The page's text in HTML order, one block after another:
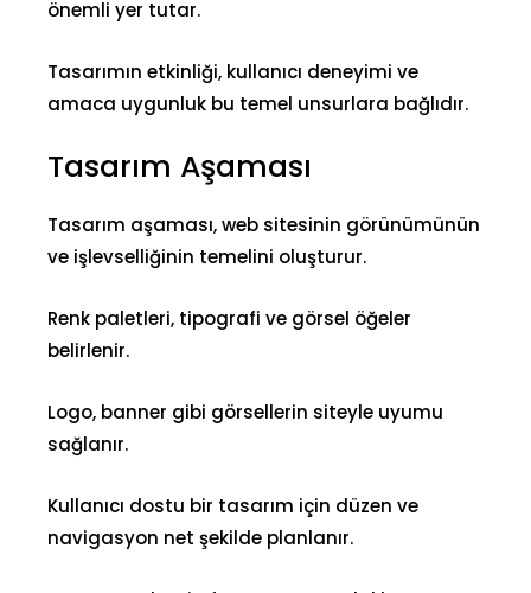
önemli yer tutar.
Tasarımın etkinliği, kullanıcı deneyimi ve
amaca uygunluk bu temel unsurlara bağlıdır.
Tasarım Aşaması
Tasarım aşaması, web sitesinin görünümünün
ve işlevselliğinin temelini oluşturur.
Renk paletleri, tipografi ve görsel öğeler
belirlenir.
Logo, banner gibi görsellerin siteyle uyumu
sağlanır.
Kullanıcı dostu bir tasarım için düzen ve
navigasyon net şekilde planlanır.